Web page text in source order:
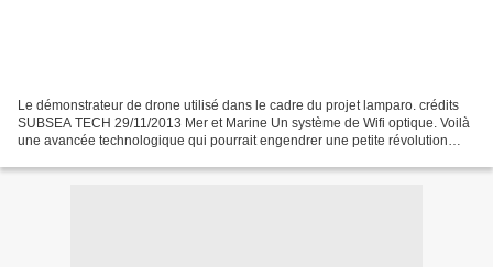
Le démonstrateur de drone utilisé dans le cadre du projet lamparo. crédits
SUBSEA TECH 29/11/2013 Mer et Marine Un système de Wifi optique. Voilà
une avancée technologique qui pourrait engendrer une petite révolution